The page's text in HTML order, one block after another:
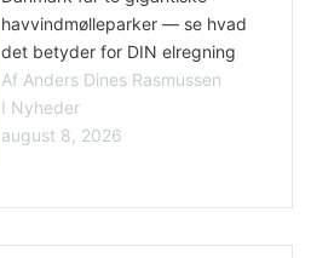
havvindmølleparker — se hvad
det betyder for DIN elregning
Af Anders Dines Rasmussen
I Nyheder
august 8, 2026